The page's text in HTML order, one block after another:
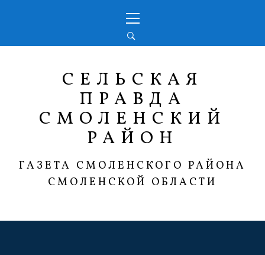
меню
СЕЛЬСКАЯ
ПРАВДА
СМОЛЕНСКИЙ
РАЙОН
ГАЗЕТА СМОЛЕНСКОГО РАЙОНА
СМОЛЕНСКОЙ ОБЛАСТИ